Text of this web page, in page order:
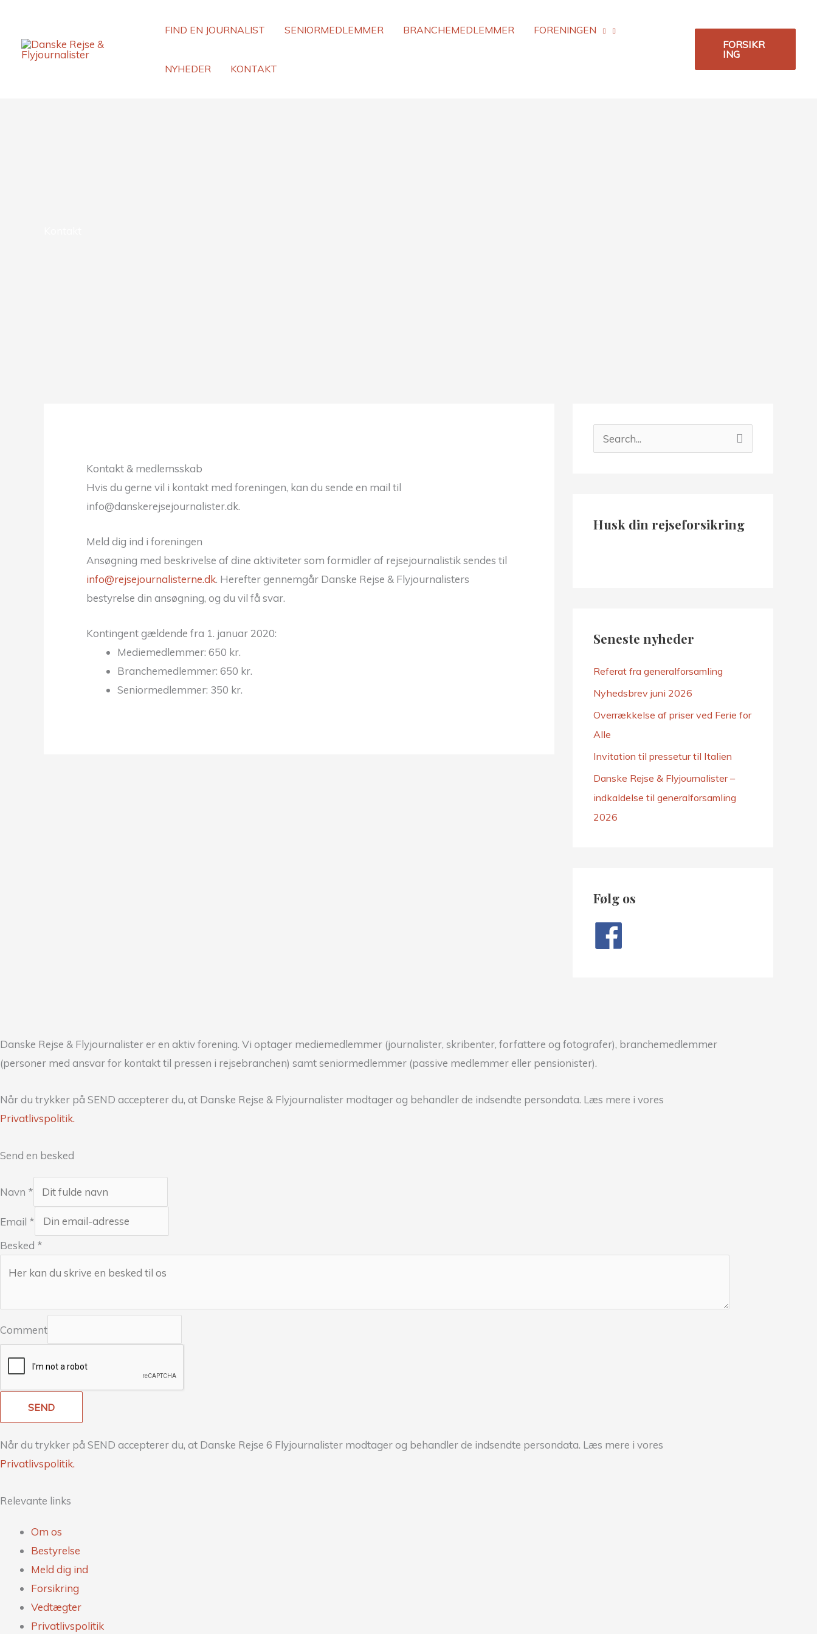
indholdet
FIND EN JOURNALIST SENIORMEDLEMMER BRANCHEMEDLEMMER FORENINGEN
NYHEDER KONTAKT
FORSIKR
ING
Kontakt & medlemsskab
Hvis du gerne vil i kontakt med foreningen, kan du sende en mail til
info@danskerejsejournalister.dk.
Meld dig ind i foreningen
Ansøgning med beskrivelse af dine aktiviteter som formidler af rejsejournalistik sendes til
info@rejsejournalisterne.dk. Herefter gennemgår Danske Rejse & Flyjournalisters
bestyrelse din ansøgning, og du vil få svar.
Kontingent gældende fra 1. januar 2020:
Mediemedlemmer: 650 kr.
Branchemedlemmer: 650 kr.
Seniormedlemmer: 350 kr.
f
Husk din rejseforsikring
Seneste nyheder
Referat fra generalforsamling
Nyhedsbrev juni 2026
Overrækkelse af priser ved Ferie for
Alle
Invitation til pressetur til Italien
Danske Rejse & Flyjournalister –
indkaldelse til generalforsamling
2026
Følg os
Danske Rejse & Flyjournalister er en aktiv forening. Vi optager mediemedlemmer (journalister, skribenter, forfattere og fotografer), branchemedlemmer
(personer med ansvar for kontakt til pressen i rejsebranchen) samt seniormedlemmer (passive medlemmer eller pensionister).
Når du trykker på SEND accepterer du, at Danske Rejse & Flyjournalister modtager og behandler de indsendte persondata. Læs mere i vores
Privatlivspolitik.
Send en besked
Navn *
Email *
Besked *
Comment
SEND
Når du trykker på SEND accepterer du, at Danske Rejse 6 Flyjournalister modtager og behandler de indsendte persondata. Læs mere i vores
Privatlivspolitik.
Relevante links
Om os
Bestyrelse
Meld dig ind
Forsikring
Vedtægter
Privatlivspolitik